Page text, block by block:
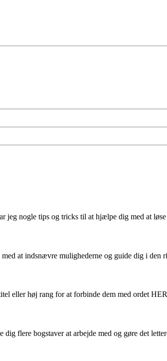
jeg nogle tips og tricks til at hjælpe dig med at
at indsnævre mulighederne og guide dig i den
eller høj rang for at forbinde dem med ordet
flere bogstaver at arbejde med og gøre det